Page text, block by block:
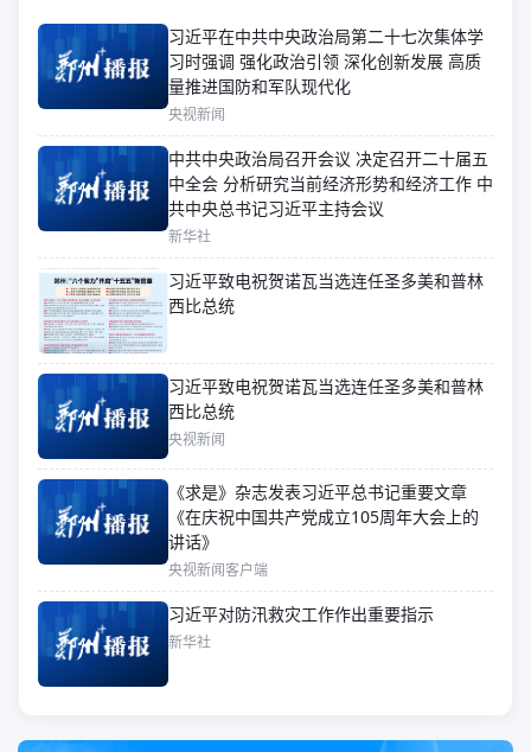
习近平在中共中央政治局第二十七次集体学
习时强调 强化政治引领 深化创新发展 高质
量推进国防和军队现代化
央视新闻
中共中央政治局召开会议 决定召开二十届五
中全会 分析研究当前经济形势和经济工作 中
共中央总书记习近平主持会议
新华社
习近平致电祝贺诺瓦当选连任圣多美和普林
西比总统
习近平致电祝贺诺瓦当选连任圣多美和普林
西比总统
央视新闻
《求是》杂志发表习近平总书记重要文章
《在庆祝中国共产党成立105周年大会上的
讲话》
央视新闻客户端
习近平对防汛救灾工作作出重要指示
新华社